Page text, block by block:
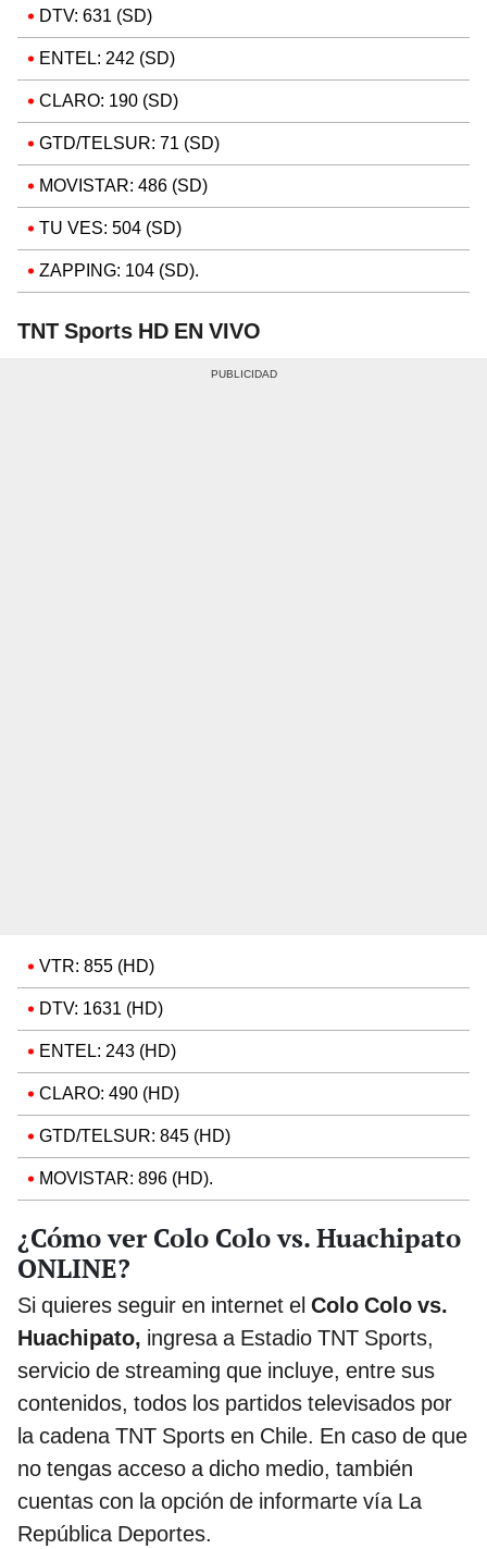
DTV: 631 (SD)
ENTEL: 242 (SD)
CLARO: 190 (SD)
GTD/TELSUR: 71 (SD)
MOVISTAR: 486 (SD)
TU VES: 504 (SD)
ZAPPING: 104 (SD).
TNT Sports HD EN VIVO
VTR: 855 (HD)
DTV: 1631 (HD)
ENTEL: 243 (HD)
CLARO: 490 (HD)
GTD/TELSUR: 845 (HD)
MOVISTAR: 896 (HD).
¿Cómo ver Colo Colo vs. Huachipato
ONLINE?
Si quieres seguir en internet el Colo Colo vs.
Huachipato, ingresa a Estadio TNT Sports,
servicio de streaming que incluye, entre sus
contenidos, todos los partidos televisados por
la cadena TNT Sports en Chile. En caso de que
no tengas acceso a dicho medio, también
cuentas con la opción de informarte vía La
República Deportes.